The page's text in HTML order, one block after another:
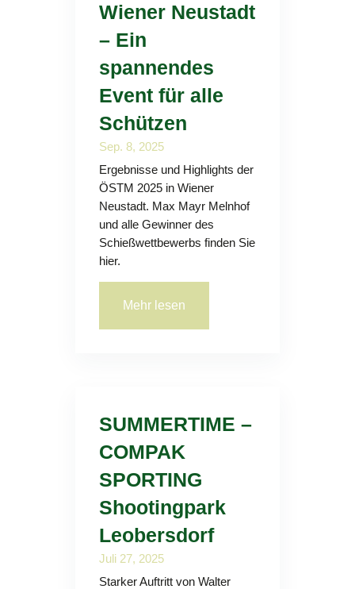
Wiener Neustadt
– Ein
spannendes
Event für alle
Schützen
Sep. 8, 2025
Ergebnisse und Highlights der
ÖSTM 2025 in Wiener
Neustadt. Max Mayr Melnhof
und alle Gewinner des
Schießwettbewerbs finden Sie
hier.
Mehr lesen
SUMMERTIME –
COMPAK
SPORTING
Shootingpark
Leobersdorf
Juli 27, 2025
Starker Auftritt von Walter